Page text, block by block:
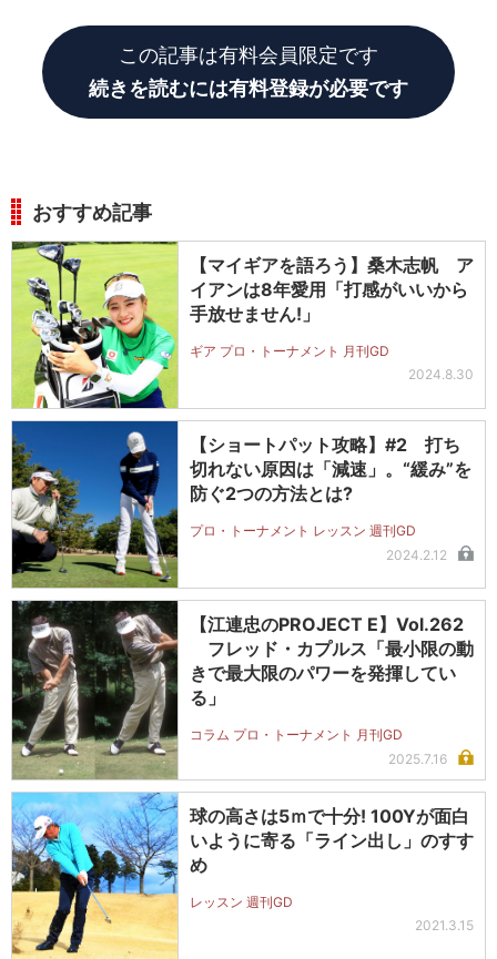
この記事は有料会員限定です
続きを読むには有料登録が必要です
おすすめ記事
【マイギアを語ろう】桑木志帆 ア
イアンは8年愛用「打感がいいから
手放せません!」
ギア プロ・トーナメント 月刊GD
2024.8.30
【ショートパット攻略】#2 打ち
切れない原因は「減速」。“緩み”を
防ぐ2つの方法とは?
プロ・トーナメント レッスン 週刊GD
2024.2.12
【江連忠のPROJECT E】Vol.262
フレッド・カプルス「最小限の動
きで最大限のパワーを発揮してい
る」
コラム プロ・トーナメント 月刊GD
2025.7.16
球の高さは5ｍで十分! 100Yが面白
いように寄る「ライン出し」のすす
め
レッスン 週刊GD
2021.3.15